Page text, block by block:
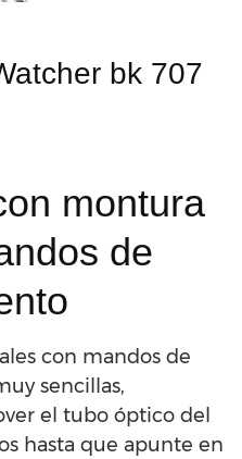
bk 707
montura
de
con mandos de
sencillas,
el tubo óptico del
hasta que apunte en